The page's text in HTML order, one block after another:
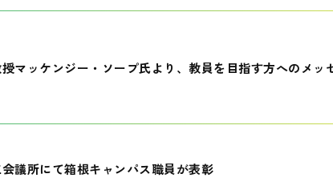
マッケンジー・ソープ氏より、教員を目指す方へのメッ
議所にて箱根キャンパス職員が表彰